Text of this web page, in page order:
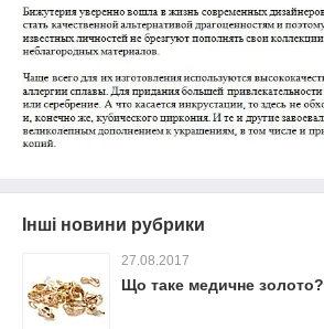
Інші новини рубрики
27.08.2017
Що таке медичне золото?